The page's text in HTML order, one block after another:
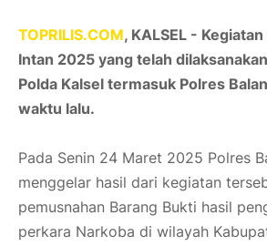
TOPRILIS.COM, KALSEL -
Intan 2025 yang telah
Polda Kalsel termasuk Polres
waktu lalu.
Pada Senin 24 Maret 2025 Polres
menggelar hasil dari kegiatan
pemusnahan Barang Bukti hasil
perkara Narkoba di wilayah